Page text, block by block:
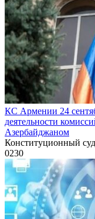
КС Армении 24
деятельности
Азербайджаном
Конституционный
0230